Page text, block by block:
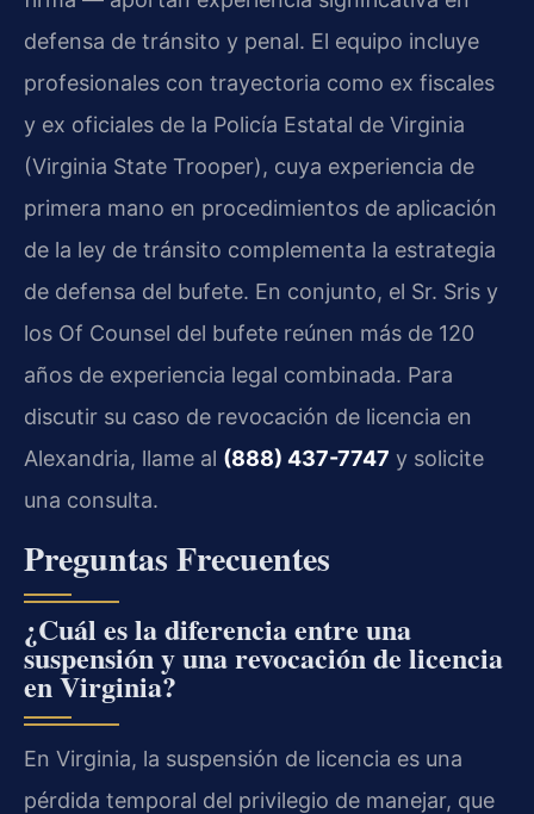
defensa de tránsito y penal. El equipo incluye
profesionales con trayectoria como ex fiscales
y ex oficiales de la Policía Estatal de Virginia
(Virginia State Trooper), cuya experiencia de
primera mano en procedimientos de aplicación
de la ley de tránsito complementa la estrategia
de defensa del bufete. En conjunto, el Sr. Sris y
los Of Counsel del bufete reúnen más de 120
años de experiencia legal combinada. Para
discutir su caso de revocación de licencia en
Alexandria, llame al (888) 437-7747 y solicite
una consulta.
Preguntas Frecuentes
¿Cuál es la diferencia entre una
suspensión y una revocación de licencia
en Virginia?
En Virginia, la suspensión de licencia es una
pérdida temporal del privilegio de manejar, que